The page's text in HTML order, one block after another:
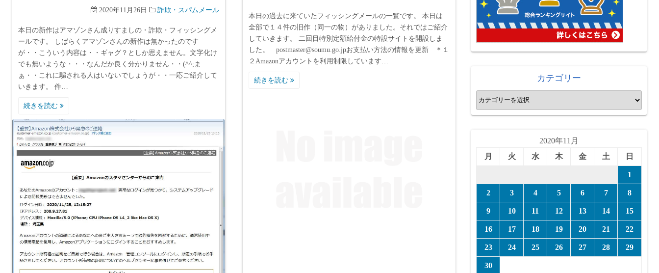
2020年11月26日 詐欺・スパムメール
本日の新作はアマゾンさん成りすましの・詐欺・フィッシングメ
ールです。 しばらくアマゾンさんの新作は無かったのです
が・・こういう内容は・・ギャグ？としか思えません。文字化け
でも無いような・・・なんだか良く分かりません・・(^^;ま
ぁ・・これに騙される人はいないでしょうが・・一応ご紹介して
いきます。 件…
続きを読む
本日の過去に来ていたフィッシングメールの一覧です。 本日は
全部で１４件の旧作（同一の物）がありました。それではご紹介
していきます。 二回目特別定額給付金の特設サイトを開設しま
した。 postmaster@soumu.go.jpお支払い方法の情報を更新 ＊１
２Amazonアカウントを利用制限しています…
続きを読む カテゴリー
カ
テ
2020年11月
月
火 水 木 金 土 日
1
2 3 4 5 6 7 8
9 10 11 12 13 14 15
16 17 18 19 20 21 22
23 24 25 26 27 28 29
30